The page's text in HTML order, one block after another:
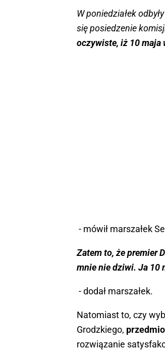
W poniedziałek
się posiedzenie
oczywiste, iż 10 maja
- mówił marszałek
Zatem to, że premier
mnie nie dziwi. Ja 10
- dodał marszałek.
Natomiast to, czy
Grodzkiego,
rozwiązanie